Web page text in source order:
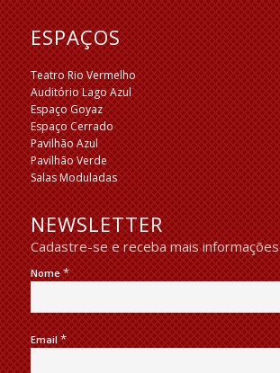
ESPAÇOS
Teatro Rio Vermelho
Auditório Lago Azul
Espaço Goyaz
Espaço Cerrado
Pavilhão Azul
Pavilhão Verde
Salas Moduladas
NEWSLETTER
Cadastre-se e receba mais informações
Nome*
Email*